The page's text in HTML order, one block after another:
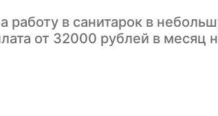
работу в санитарок в
от 32000 рублей в месяц